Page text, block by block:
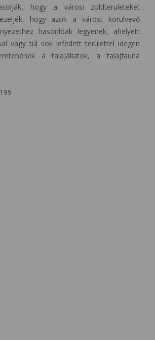
hogy a városi zöldterületeket
hogy azok a várost körülvevő
hasonlóak legyenek, ahelyett
vagy túl sok lefedett területtel idegen
a talajállatok, a talajfauna
199